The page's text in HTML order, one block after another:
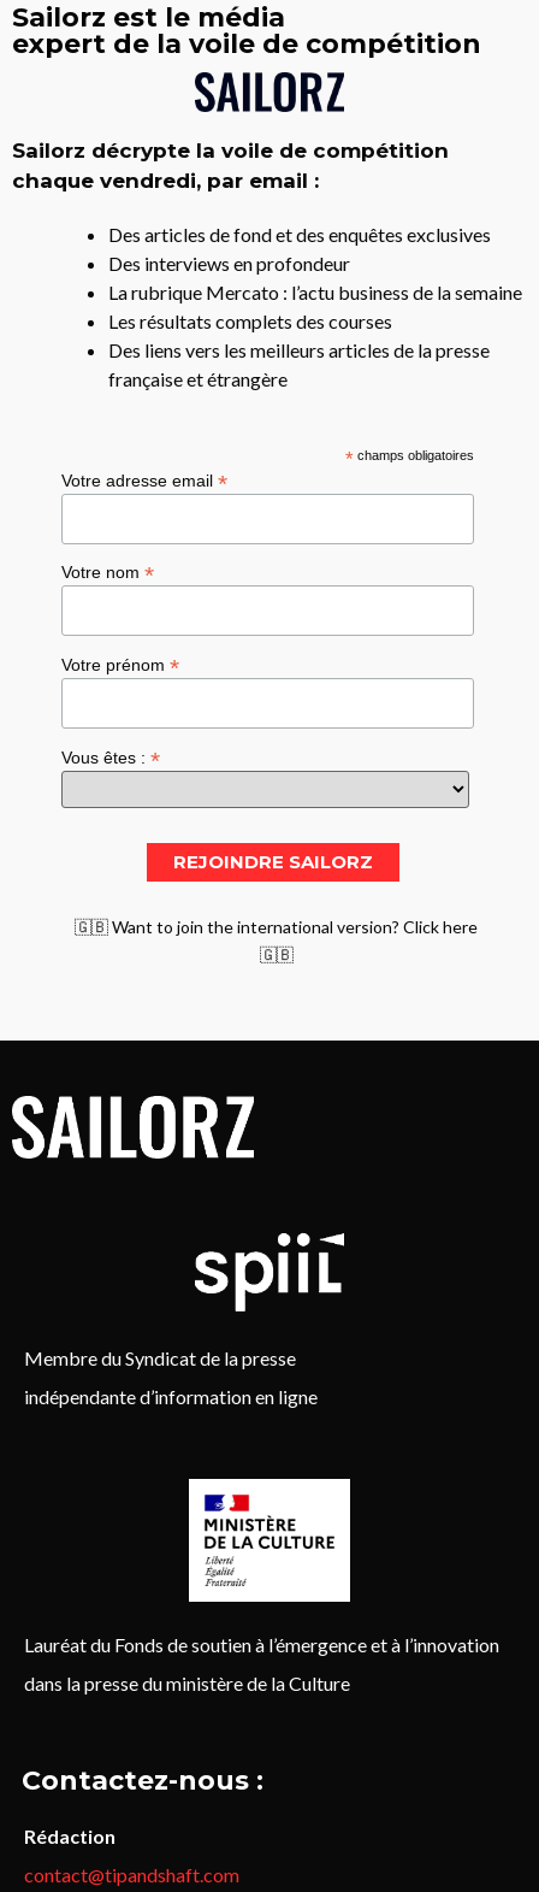
Sailorz est le média
expert de la voile de compétition
Sailorz décrypte la voile de compétition
chaque vendredi, par email :
Des articles de fond et des enquêtes exclusives
Des interviews en profondeur
La rubrique Mercato : l’actu business de la semaine
Les résultats complets des courses
Des liens vers les meilleurs articles de la presse
française et étrangère
*champs obligatoires
Votre adresse email*
Votre nom*
Votre prénom*
Vous êtes :*
🇬🇧 Want to join the international version? Click here
🇬🇧
Membre du Syndicat de la presse
indépendante d’information en ligne
Lauréat du Fonds de soutien à l’émergence et à l’innovation
dans la presse du ministère de la Culture
Contactez-nous :
Rédaction
contact@tipandshaft.com